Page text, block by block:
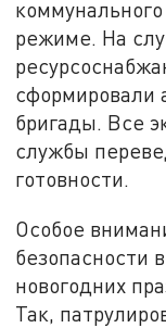
режиме. На
сформировали
бригады. Все
службы
готовности.
Особое
безопасности
новогодних
Так,